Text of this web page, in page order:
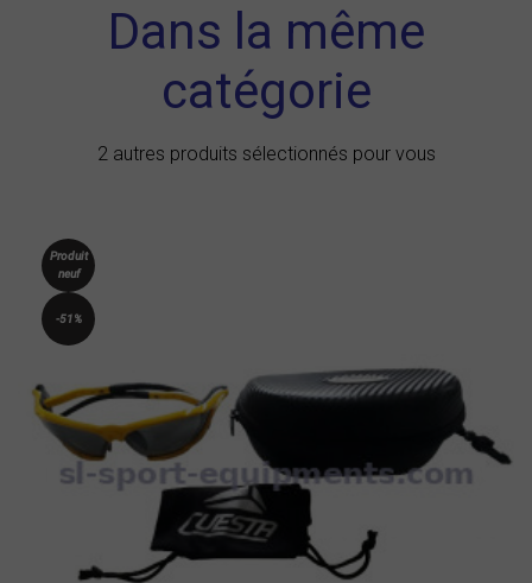
Dans la même
catégorie
2 autres produits sélectionnés pour vous
Produit
neuf
-51%